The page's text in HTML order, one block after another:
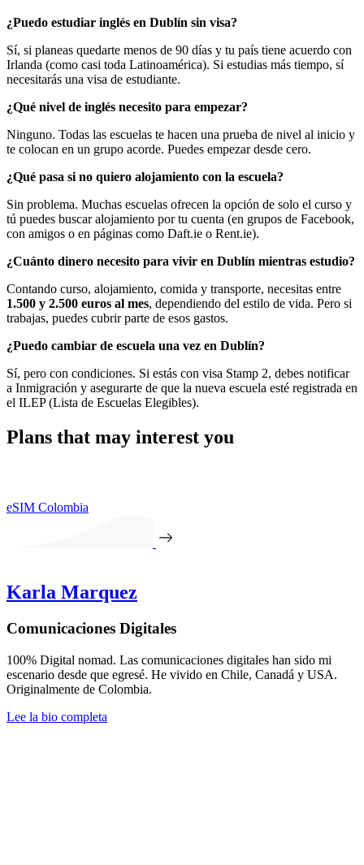
¿Puedo estudiar inglés en Dublín sin visa?
Sí, si planeas quedarte menos de 90 días y tu país tiene acuerdo con
Irlanda (como casi toda Latinoamérica). Si estudias más tiempo, sí
necesitarás una visa de estudiante.
¿Qué nivel de inglés necesito para empezar?
Ninguno. Todas las escuelas te hacen una prueba de nivel al inicio y
te colocan en un grupo acorde. Puedes empezar desde cero.
¿Qué pasa si no quiero alojamiento con la escuela?
Sin problema. Muchas escuelas ofrecen la opción de solo el curso y
tú puedes buscar alojamiento por tu cuenta (en grupos de Facebook,
con amigos o en páginas como Daft.ie o Rent.ie).
¿Cuánto dinero necesito para vivir en Dublín mientras estudio?
Contando curso, alojamiento, comida y transporte, necesitas entre
1.500 y 2.500 euros al mes, dependiendo del estilo de vida. Pero si
trabajas, puedes cubrir parte de esos gastos.
¿Puedo cambiar de escuela una vez en Dublín?
Sí, pero con condiciones. Si estás con visa Stamp 2, debes notificar
a Inmigración y asegurarte de que la nueva escuela esté registrada en
el ILEP (Lista de Escuelas Elegibles).
Plans that may interest you
eSIM Colombia
Karla Marquez
Comunicaciones Digitales
100% Digital nomad. Las comunicaciones digitales han sido mi
escenario desde que egresé. He vivido en Chile, Canadá y USA.
Originalmente de Colombia.
Lee la bio completa